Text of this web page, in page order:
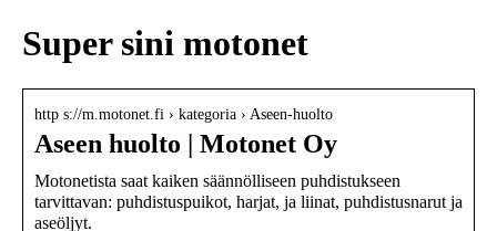
Super sini motonet
http s://m.motonet.fi › kategoria › Aseen-huolto
Aseen huolto | Motonet Oy
Motonetista saat kaiken säännölliseen puhdistukseen
tarvittavan: puhdistuspuikot, harjat, ja liinat, puhdistusnarut ja
aseöljyt.